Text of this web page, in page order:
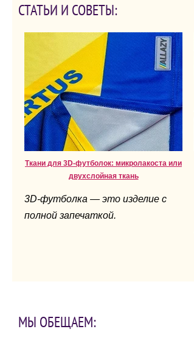
СТАТЬИ И СОВЕТЫ:
Ткани для 3D-футболок: микролакоста или
двухслойная ткань
3D-футболка — это изделие с
полной запечаткой.
МЫ ОБЕЩАЕМ: